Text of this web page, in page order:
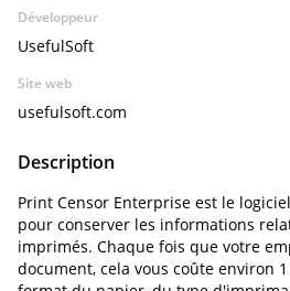
Développeur
UsefulSoft
Site web
usefulsoft.com
Description
Print Censor Enterprise est le
pour conserver les informations
imprimés. Chaque fois que votre
document, cela vous coûte environ